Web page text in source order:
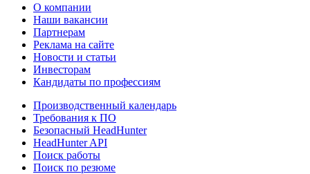
О компании
Наши вакансии
Партнерам
Реклама на сайте
Новости и статьи
Инвесторам
Кандидаты по профессиям
Производственный календарь
Требования к ПО
Безопасный HeadHunter
HeadHunter API
Поиск работы
Поиск по резюме